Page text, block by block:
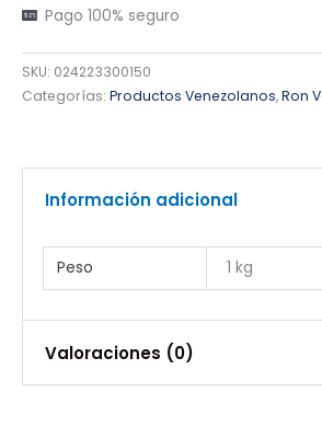
Pago 100% seguro
SKU: 024223300150
Categorías: Productos Venezolanos,Ron
Información adicional
Peso 1 kg
Valoraciones (0)